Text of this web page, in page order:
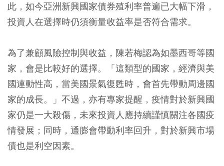
此，如今亞洲新興國家債券殖利率普遍已大幅下滑，
投資人在選擇時仍須衡量收益率是否符合需求。
為了兼顧風險控制與收益，陳若梅認為如墨西哥等國
家，會是比較好的選擇。「這類型的國家，經濟與美
國連動性高，當美國景氣復甦時，會首先帶動周邊國
家的成長。」不過，亦有專家提醒，疫情對於新興國
家仍是一大殺傷，未來投資人應持續謹慎關注各國疫
情發展；同時，通膨會帶動利率回升，對於新興市場
債也是利空因素。